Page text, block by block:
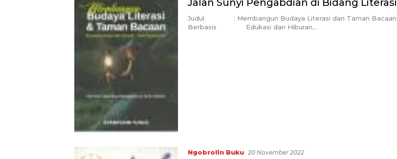
Judul : Membangun Budaya Literasi dan Taman Bacaan
Berbasis Edukasi dan Hiburan…
Ngobrolin Buku 20 November 2022